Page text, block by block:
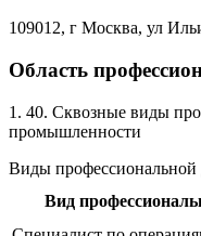
109012, г Москва, ул
Область
1. 40. Сквозные виды
промышленности
Виды профессиональной
Вид